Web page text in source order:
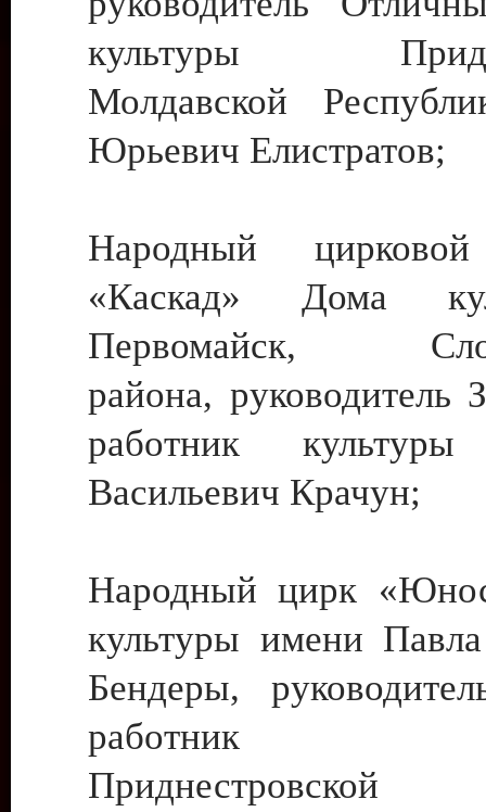
культуры
Молдавской
Юрьевич Елистратов;
Народный цирковой
«Каскад» Дома
Первомайск,
района, руководитель
работник культуры
Васильевич Крачун;
Народный цирк
культуры имени
Бендеры,
работник
Приднестровской